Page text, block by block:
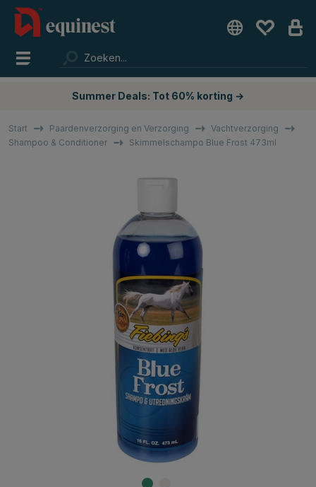
Summer Deals: Tot 60% korting →
Start Paardenverzorging en Verzorging
Vachtverzorging
Shampoo & Conditioner
Skimmelschampo Blue Frost 473ml